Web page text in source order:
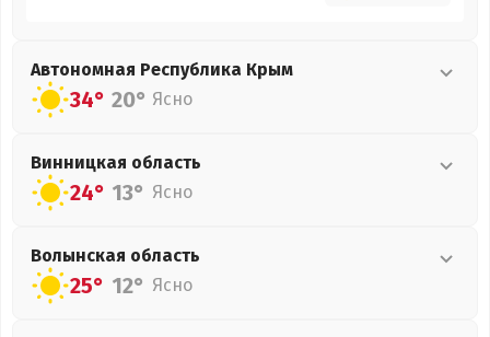
Автономная Республика Крым
34° 20° Ясно
Винницкая область
24° 13° Ясно
Волынская область
25° 12° Ясно